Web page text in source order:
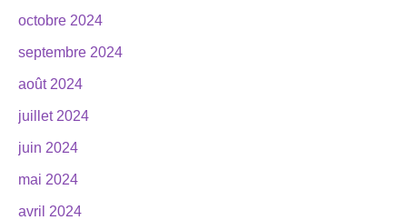
octobre 2024
septembre 2024
août 2024
juillet 2024
juin 2024
mai 2024
avril 2024